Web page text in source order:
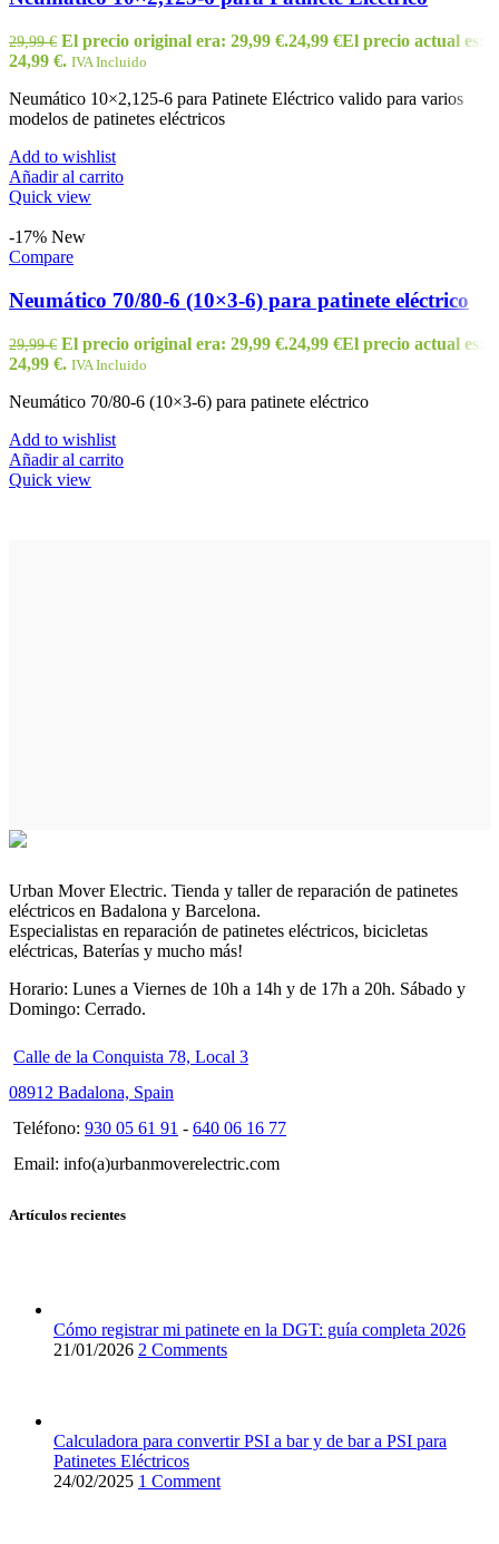
29,99€ El precio original era: 29,99 €.24,99 €El precio actual es:
24,99 €. IVA Incluido
Neumático 10×2,125-6 para Patinete Eléctrico valido para varios
modelos de patinetes eléctricos
Add to wishlist
Añadir al carrito
Quick view
-17% New
Compare
Neumático 70/80-6 (10×3-6) para patinete eléctrico
29,99€ El precio original era: 29,99 €.24,99 €El precio actual es:
24,99 €. IVA Incluido
Neumático 70/80-6 (10×3-6) para patinete eléctrico
Add to wishlist
Añadir al carrito
Quick view
Urban Mover Electric. Tienda y taller de reparación de patinetes
eléctricos en Badalona y Barcelona.
Especialistas en reparación de patinetes eléctricos, bicicletas
eléctricas, Baterías y mucho más!
Horario: Lunes a Viernes de 10h a 14h y de 17h a 20h. Sábado y
Domingo: Cerrado.
Calle de la Conquista 78, Local 3
08912 Badalona, Spain
Teléfono: 930 05 61 91 - 640 06 16 77
Email: info(a)urbanmoverelectric.com
Artículos recientes
Cómo registrar mi patinete en la DGT: guía completa 2026
21/01/2026 2 Comments
Calculadora para convertir PSI a bar y de bar a PSI para
Patinetes Eléctricos
24/02/2025 1 Comment